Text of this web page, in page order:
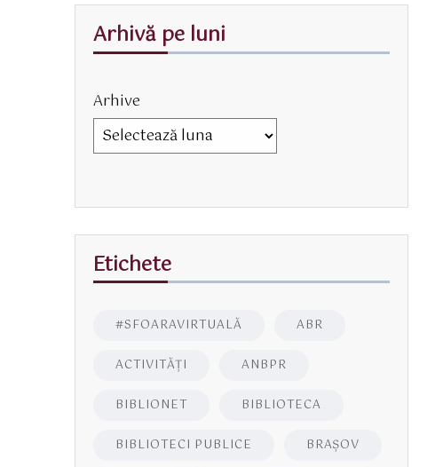
Arhivă pe luni
Arhive
Etichete
#SFOARAVIRTUALĂ ABR
ACTIVITĂŢI ANBPR
BIBLIONET BIBLIOTECA
BIBLIOTECI PUBLICE BRAŞOV